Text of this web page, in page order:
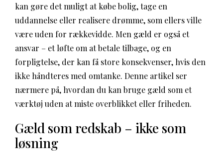
kan gøre det muligt at købe bolig, tage en
uddannelse eller realisere drømme, som ellers ville
være uden for rækkevidde. Men gæld er også et
ansvar – et løfte om at betale tilbage, og en
forpligtelse, der kan få store konsekvenser, hvis den
ikke håndteres med omtanke. Denne artikel ser
nærmere på, hvordan du kan bruge gæld som et
værktøj uden at miste overblikket eller friheden.
Gæld som redskab – ikke som
løsning